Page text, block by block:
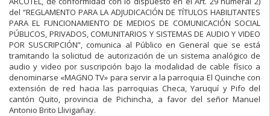
del “REGLAMENTO PARA LA ADJUDICACIÓN DE TÍTULOS HABILITANTES
PARA EL FUNCIONAMIENTO DE MEDIOS DE COMUNICACIÓN SOCIAL
PÚBLICOS, PRIVADOS, COMUNITARIOS Y SISTEMAS DE AUDIO Y VIDEO
POR SUSCRIPCIÓN”, comunica al Público en General que se está
tramitando la solicitud de autorización de un sistema analógico de
audio y video por suscripción bajo la modalidad de cable físico a
denominarse «MAGNO TV» para servir a la parroquia El Quinche con
extensión de red hacia las parroquias Checa, Yaruquí y Pifo del
cantón Quito, provincia de Pichincha, a favor del señor Manuel
Antonio Brito Llivigañay.